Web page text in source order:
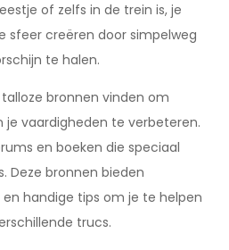
of zelfs in de trein is, je
sfeer creëren door simpelweg
te halen.
bronnen vinden om
je vaardigheden te verbeteren.
en boeken die speciaal
Deze bronnen bieden
handige tips om je te helpen
trucs.